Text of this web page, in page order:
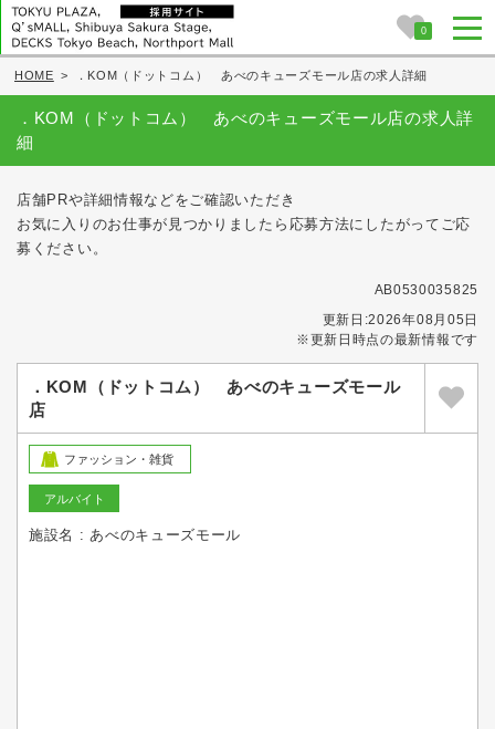
0
HOME > ．KOM（ドットコム） あべのキューズモール店の求人詳細
．KOM（ドットコム） あべのキューズモール店の求人詳
細
店舗PRや詳細情報などをご確認いただき
お気に入りのお仕事が見つかりましたら応募方法にしたがってご応
募ください。
AB0530035825
更新日:2026年08月05日
※更新日時点の最新情報です
．KOM（ドットコム） あべのキューズモール
店
ファッション・雑貨
アルバイト
施設名 : あべのキューズモール